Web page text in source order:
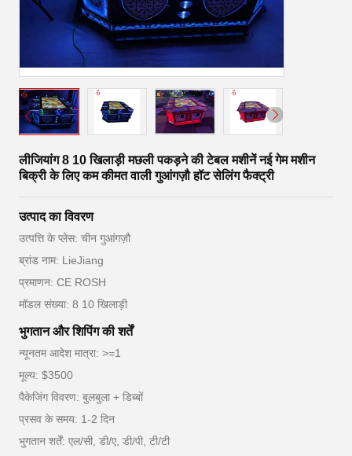
लीजियांग 8 10 खिलाड़ी मछली पकड़ने की टेबल मशीनें नई गेम मशीन
बिक्री के लिए कम कीमत वाली गुआंगज़ौ हॉट सेलिंग फैक्ट्री
उत्पाद का विवरण
उत्पत्ति के प्लेस: चीन गुआंगज़ौ
ब्रांड नाम: LieJiang
प्रमाणन: CE ROSH
मॉडल संख्या: 8 10 खिलाड़ी
भुगतान और शिपिंग की शर्तें
न्यूनतम आदेश मात्रा: >=1
मूल्य: $3500
पैकेजिंग विवरण: बुलबुला + डिब्बों
प्रसव के समय: 1-2 दिन
भुगतान शर्तें: एल/सी, डी/ए, डी/पी, टी/टी